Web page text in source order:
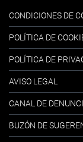
CONDICIONES DE
POLÍTICA DE
POLÍTICA DE
AVISO LEGAL
CANAL DE
BUZÓN DE